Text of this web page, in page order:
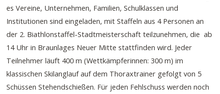
es Vereine, Unternehmen, Familien, Schulklassen und
Institutionen sind eingeladen, mit Staffeln aus 4 Personen an
der 2. Biathlonstaffel-Stadtmeisterschaft teilzunehmen, die ab
14 Uhr in Braunlages Neuer Mitte stattfinden wird. Jeder
Teilnehmer läuft 400 m (Wettkämpferinnen: 300 m) im
klassischen Skilanglauf auf dem Thoraxtrainer gefolgt von 5
Schüssen Stehendschießen. Für jeden Fehlschuss werden noch